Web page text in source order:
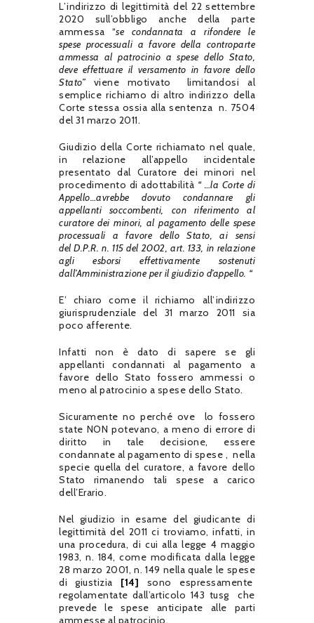
L’indirizzo di legittimità del 22 settembre
2020 sull’obbligo anche della parte
ammessa “se condannata a rifondere le
spese processuali a favore della controparte
ammessa al patrocinio a spese dello Stato,
deve effettuare il versamento in favore dello
Stato” viene motivato limitandosi al
semplice richiamo di altro indirizzo della
Corte stessa ossia alla sentenza n. 7504
del 31 marzo 2011.
Giudizio della Corte richiamato nel quale,
in relazione all’appello incidentale
presentato dal Curatore dei minori nel
procedimento di adottabilità “ …la Corte di
Appello…avrebbe dovuto condannare gli
appellanti soccombenti, con riferimento al
curatore dei minori, al pagamento delle spese
processuali a favore dello Stato, ai sensi
del D.P.R. n. 115 del 2002, art. 133, in relazione
agli esborsi effettivamente sostenuti
dall’Amministrazione per il giudizio d’appello. “
E’ chiaro come il richiamo all’indirizzo
giurisprudenziale del 31 marzo 2011 sia
poco afferente.
Infatti non è dato di sapere se gli
appellanti condannati al pagamento a
favore dello Stato fossero ammessi o
meno al patrocinio a spese dello Stato.
Sicuramente no perché ove lo fossero
state NON potevano, a meno di errore di
diritto in tale decisione, essere
condannate al pagamento di spese , nella
specie quella del curatore, a favore dello
Stato rimanendo tali spese a carico
dell’Erario.
Nel giudizio in esame del giudicante di
legittimità del 2011 ci troviamo, infatti, in
una procedura, di cui alla legge 4 maggio
1983, n. 184, come modificata dalla legge
28 marzo 2001, n. 149 nella quale le spese
di giustizia [14] sono espressamente
regolamentate dall’articolo 143 tusg che
prevede le spese anticipate alle parti
ammesse al patrocinio.